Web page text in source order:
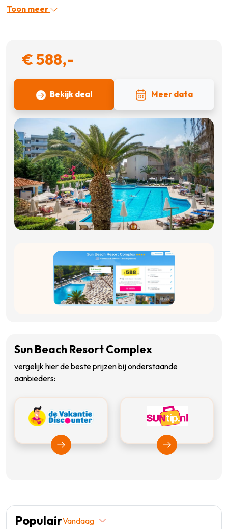
Toon meer
€ 588,-
Bekijk deal Meer data
Sun Beach Resort Complex
vergelijk hier de beste prijzen bij onderstaande
aanbieders:
Bekijk Vakantiediscounter Bekijk Suntip
PopulairVandaag